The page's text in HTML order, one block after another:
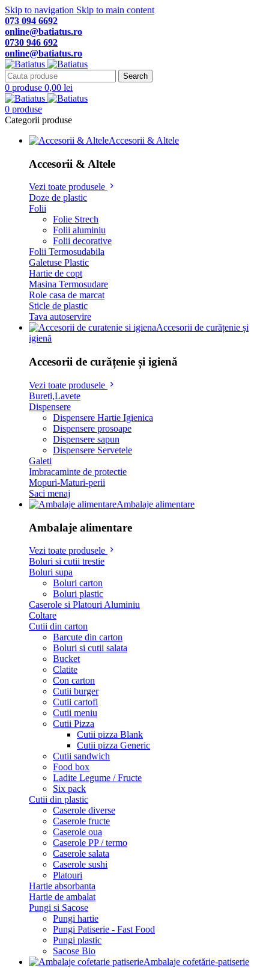
Skip to navigation Skip to main content
073 094 6692
online@batiatus.ro
0730 946 692
online@batiatus.ro
Search
0 produse 0,00 lei
0 produse
Categorii produse
Accesorii & Altele
Accesorii & Altele
Vezi toate produsele
Doze de plastic
Folii
Folie Strech
Folii aluminiu
Folii decorative
Folii Termosudabila
Galetuse Plastic
Hartie de copt
Masina Termosudare
Role casa de marcat
Sticle de plastic
Tava autoservire
Accesorii de curățenie și
igienă
Accesorii de curățenie și igienă
Vezi toate produsele
Bureti,Lavete
Dispensere
Dispensere Hartie Igienica
Dispensere prosoape
Dispensere sapun
Dispensere Servetele
Galeti
Imbracaminte de protectie
Mopuri-Maturi-perii
Saci menaj
Ambalaje alimentare
Ambalaje alimentare
Vezi toate produsele
Boluri si cutii trestie
Boluri supa
Boluri carton
Boluri plastic
Caserole si Platouri Aluminiu
Coltare
Cutii din carton
Barcute din carton
Boluri si cutii salata
Bucket
Clatite
Con carton
Cutii burger
Cutii cartofi
Cutii meniu
Cutii Pizza
Cutii pizza Blank
Cutii pizza Generic
Cutii sandwich
Food box
Ladite Legume / Fructe
Six pack
Cutii din plastic
Caserole diverse
Caserole fructe
Caserole oua
Caserole PP / termo
Caserole salata
Caserole sushi
Platouri
Hartie absorbanta
Hartie de ambalat
Pungi si Sacose
Pungi hartie
Pungi Patiserie - Fast Food
Pungi plastic
Sacose Bio
Ambalaje cofetărie-patiserie